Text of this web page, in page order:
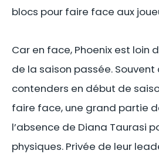
blocs pour faire face aux
Car en face, Phoenix est loin
de la saison passée.
contenders en début de
faire face, une grand partie
l’absence de Diana Taurasi
physiques. Privée de leur